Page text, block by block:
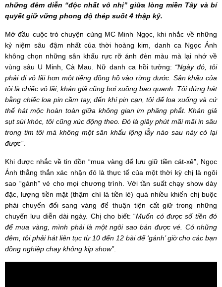
những đêm diễn “độc nhất vô nhị” giữa lòng miền Tây và bí
quyết giữ vững phong độ thép suốt 4 thập kỷ.
Mở đầu cuộc trò chuyện cùng MC Minh Ngọc, khi nhắc về những
kỷ niệm sâu đậm nhất của thời hoàng kim, danh ca Ngọc Ánh
không chọn những sân khấu rực rỡ ánh đèn màu mà lại nhớ về
vùng sâu U Minh, Cà Mau. Nữ danh ca hồi tưởng: “Ngày đó, tôi
phải đi vỏ lãi hơn một tiếng đồng hồ vào rừng đước. Sân khấu của
tôi là chiếc vỏ lãi, khán giả cũng bơi xuồng bao quanh. Tôi đứng hát
bằng chiếc loa pin cầm tay, đến khi pin cạn, tôi để loa xuống và cứ
thế hát mộc hoàn toàn giữa không gian im phăng phắt. Khán giả
sụt sùi khóc, tôi cũng xúc động theo. Đó là giây phút mãi mãi in sâu
trong tim tôi mà không một sân khấu lộng lẫy nào sau này có lại
được”
Khi được nhắc về tin đồn “mua vàng để lưu giữ tiền cát-xê”, Ngọc
Ánh thẳng thắn xác nhận đó là thực tế của một thời kỳ chị là ngôi
sao “gánh” vé cho mọi chương trình. Với tần suất chạy show dày
đặc, lượng tiền mặt (thậm chí là tiền lẻ) quá nhiều khiến chị buộc
phải chuyển đổi sang vàng để thuận tiện cất giữ trong những
chuyến lưu diễn dài ngày. Chị cho biết: “Muốn có được số tiền đó
để mua vàng, mình phải là một ngôi sao bán được vé. Có những
đêm, tôi phải hát liên tục từ 10 đến 12 bài để ‘gánh’ giờ cho các bạn
đồng nghiệp chạy không kịp show”